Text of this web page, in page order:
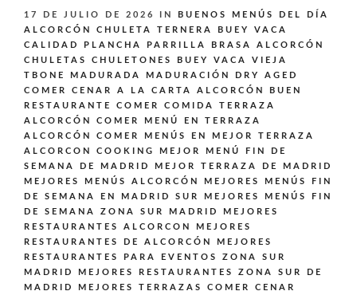
17 DE JULIO DE 2026 IN
BUENOS MENÚS DEL DÍA
ALCORCÓN
CHULETA TERNERA BUEY VACA
CALIDAD PLANCHA PARRILLA BRASA ALCORCÓN
CHULETAS CHULETONES BUEY VACA VIEJA
TBONE MADURADA MADURACIÓN DRY AGED
COMER CENAR A LA CARTA ALCORCÓN BUEN
RESTAURANTE
COMER COMIDA TERRAZA
ALCORCÓN
COMER MENÚ EN TERRAZA
ALCORCÓN
COMER MENÚS EN MEJOR TERRAZA
ALCORCON
COOKING
MEJOR MENÚ FIN DE
SEMANA DE MADRID
MEJOR TERRAZA DE MADRID
MEJORES MENÚS ALCORCÓN
MEJORES MENÚS FIN
DE SEMANA EN MADRID SUR
MEJORES MENÚS FIN
DE SEMANA ZONA SUR MADRID
MEJORES
RESTAURANTES ALCORCON
MEJORES
RESTAURANTES DE ALCORCÓN
MEJORES
RESTAURANTES PARA EVENTOS ZONA SUR
MADRID
MEJORES RESTAURANTES ZONA SUR DE
MADRID
MEJORES TERRAZAS COMER CENAR